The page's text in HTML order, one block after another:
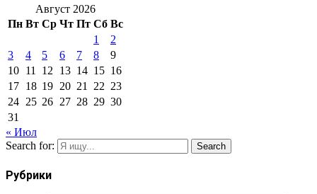
Август 2026
Пн Вт Ср Чт Пт Сб Вс
1
2
3
4 5 6 7 8
9
10 11 12 13 14 15 16
17 18 19 20 21 22 23
24 25 26 27 28 29 30
31
« Июл
Search for:
Search
Рубрики